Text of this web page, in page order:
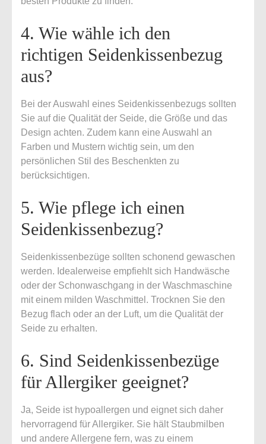
4. Wie wähle ich den
richtigen Seidenkissenbezug
aus?
Bei der Auswahl eines Seidenkissenbezugs sollten
Sie auf die Qualität der Seide, die Größe und das
Design achten. Zudem kann eine Auswahl an
Farben und Mustern wichtig sein, um den
persönlichen Stil des Beschenkten zu
berücksichtigen.
5. Wie pflege ich einen
Seidenkissenbezug?
Seidenkissenbezüge sollten schonend gewaschen
werden. Idealerweise empfiehlt sich Handwäsche
oder der Schonwaschgang in der Waschmaschine
mit einem milden Waschmittel. Trocknen Sie den
Bezug flach oder an der Luft, um die Qualität der
Seide zu erhalten.
6. Sind Seidenkissenbezüge
für Allergiker geeignet?
Ja, Seide ist hypoallergen und eignet sich daher
hervorragend für Allergiker. Sie hält Staubmilben
und andere Allergene fern, was zu einem